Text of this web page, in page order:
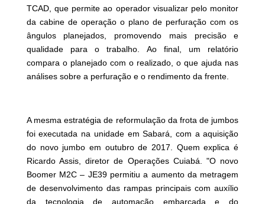
TCAD, que permite ao operador visualizar pelo monitor
da cabine de operação o plano de perfuração com os
ângulos planejados, promovendo mais precisão e
qualidade para o trabalho. Ao final, um relatório
compara o planejado com o realizado, o que ajuda nas
análises sobre a perfuração e o rendimento da frente.
A mesma estratégia de reformulação da frota de jumbos
foi executada na unidade em Sabará, com a aquisição
do novo jumbo em outubro de 2017. Quem explica é
Ricardo Assis, diretor de Operações Cuiabá. "O novo
Boomer M2C – JE39 permitiu a aumento da metragem
de desenvolvimento das rampas principais com auxílio
da tecnologia de automação embarcada e do